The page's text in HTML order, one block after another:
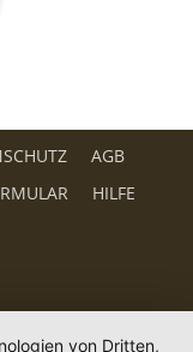
AGB
HILFE
von Dritten,